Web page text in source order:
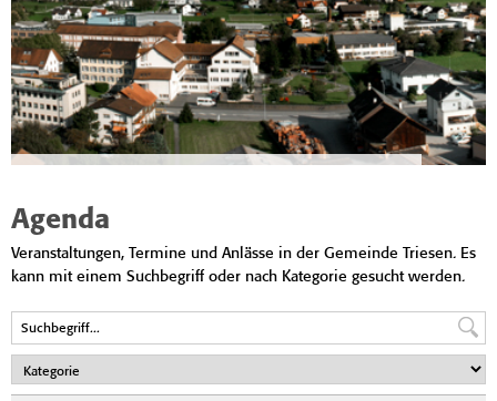
Agenda
Veranstaltungen, Termine und Anlässe in der Gemeinde Triesen. Es
kann mit einem Suchbegriff oder nach Kategorie gesucht werden.